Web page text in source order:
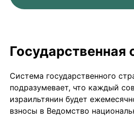
Государственная
Система государственного
подразумевает, что каждый
израильтянин будет
взносы в Ведомство